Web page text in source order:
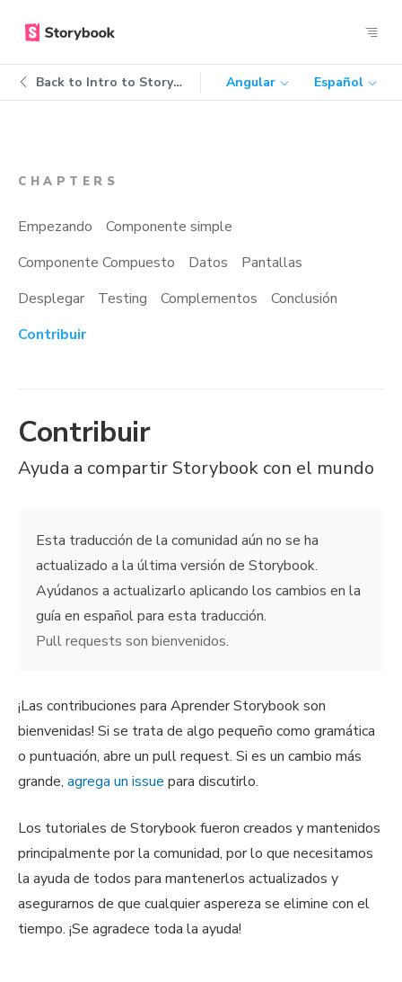
Back to Intro to Storybook Angular Español
CHAPTERS
Empezando
Componente simple
Componente Compuesto
Datos
Pantallas
Desplegar
Testing Complementos
Conclusión
Contribuir
Contribuir
Ayuda a compartir Storybook con el mundo
Esta traducción de la comunidad aún no se ha
actualizado a la última versión de Storybook.
Ayúdanos a actualizarlo aplicando los cambios en la
guía en español para esta traducción.
Pull requests son bienvenidos.
¡Las contribuciones para Aprender Storybook son
bienvenidas! Si se trata de algo pequeño como gramática
o puntuación, abre un pull request. Si es un cambio más
grande, agrega un issue para discutirlo.
Los tutoriales de Storybook fueron creados y mantenidos
principalmente por la comunidad, por lo que necesitamos
la ayuda de todos para mantenerlos actualizados y
asegurarnos de que cualquier aspereza se elimine con el
tiempo. ¡Se agradece toda la ayuda!